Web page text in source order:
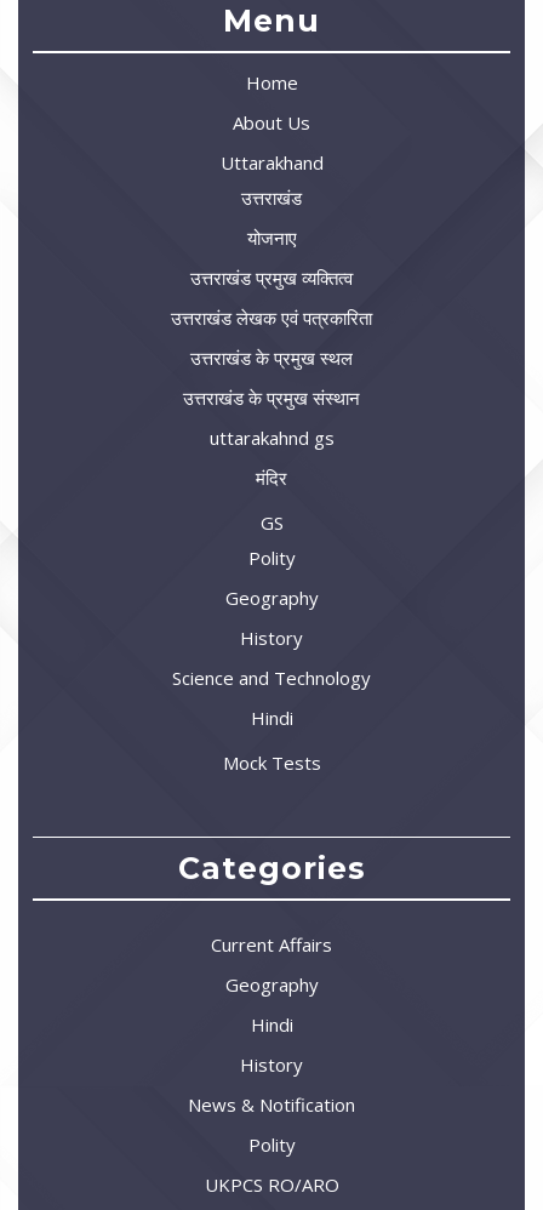
Menu
Home
About Us
Uttarakhand
उत्तराखंड
योजनाए
उत्तराखंड प्रमुख व्यक्तित्व
उत्तराखंड लेखक एवं पत्रकारिता
उत्तराखंड के प्रमुख स्थल
उत्तराखंड के प्रमुख संस्थान
uttarakahnd gs
मंदिर
GS
Polity
Geography
History
Science and Technology
Hindi
Mock Tests
Categories
Current Affairs
Geography
Hindi
History
News & Notification
Polity
UKPCS RO/ARO